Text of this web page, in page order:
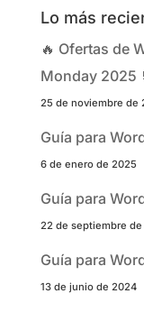
Lo más
🔥 Ofertas de
Monday 2025
25 de noviembre de
Guía para
6 de enero de 2025
Guía para
22 de septiembre
Guía para
13 de junio de 2024